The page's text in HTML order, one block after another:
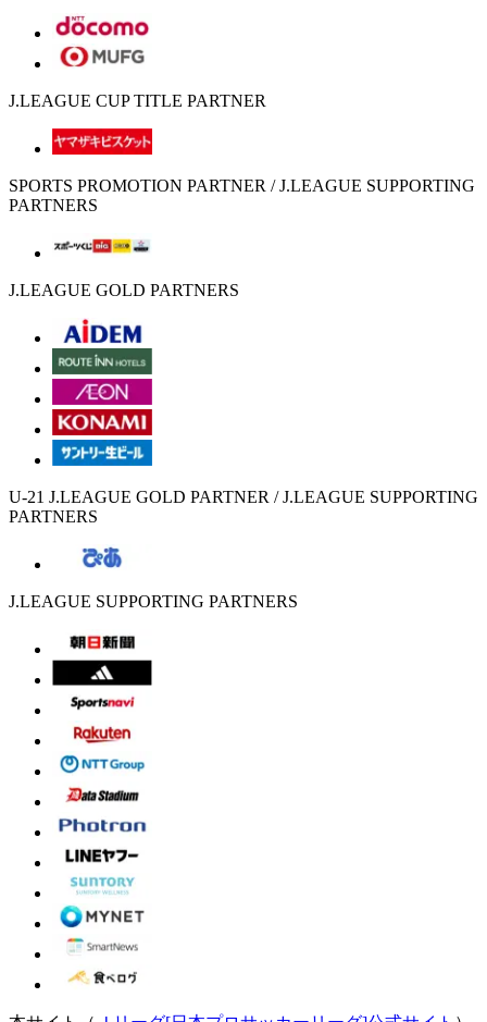
J.LEAGUE CUP TITLE PARTNER
SPORTS PROMOTION PARTNER / J.LEAGUE SUPPORTING
PARTNERS
J.LEAGUE GOLD PARTNERS
U-21 J.LEAGUE GOLD PARTNER / J.LEAGUE SUPPORTING
PARTNERS
J.LEAGUE SUPPORTING PARTNERS